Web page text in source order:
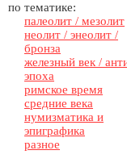
по тематике:
палеолит / мезолит
неолит / энеолит /
бронза
железный век /
эпоха
римское время
средние века
нумизматика и
эпиграфика
разное